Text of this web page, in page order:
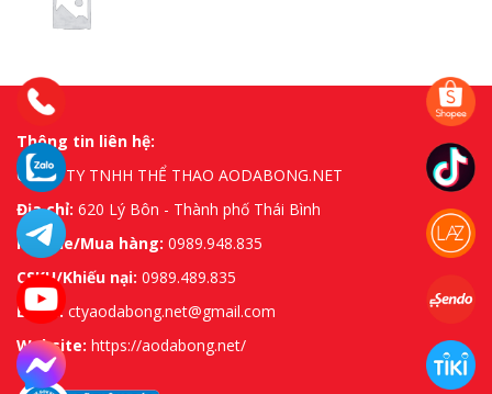
Thông tin liên hệ:
CÔNG TY TNHH THỂ THAO AODABONG.NET
Địa chỉ: 620 Lý Bôn - Thành phố Thái Bình
Hotline/Mua hàng: 0989.948.835
CSKH/Khiếu nại: 0989.489.835
Email:ctyaodabong.net@gmail.com
Website: https://aodabong.net/